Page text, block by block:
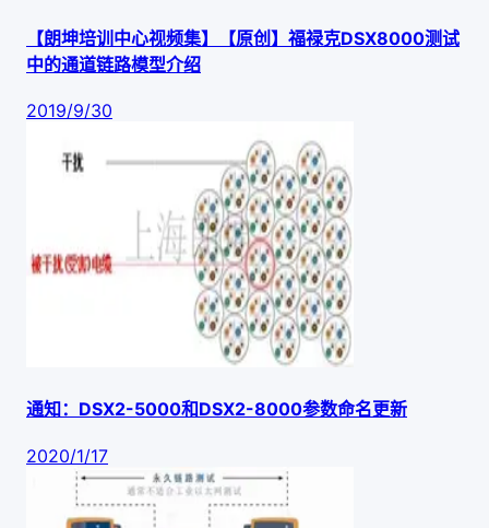
【朗坤培训中心视频集】【原创】福禄克DSX8000测试
中的通道链路模型介绍
2019/9/30
通知：DSX2-5000和DSX2-8000参数命名更新
2020/1/17